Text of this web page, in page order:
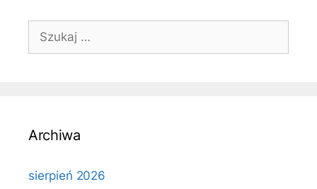
Szukaj:
Archiwa
sierpień 2026